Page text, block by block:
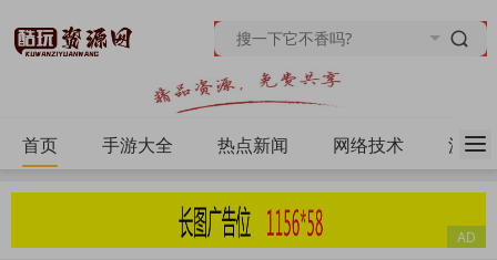
首页 手游大全 热点新闻 网络技术 源码